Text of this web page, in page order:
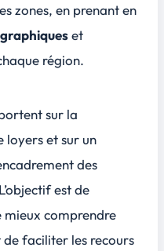
zones, en prenant en
et
région.
sur la
loyers et sur un
des
est de
comprendre
de faciliter les recours